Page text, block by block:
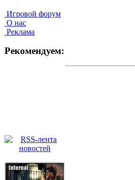
Игровой форум
О нас
Реклама
Рекомендуем: